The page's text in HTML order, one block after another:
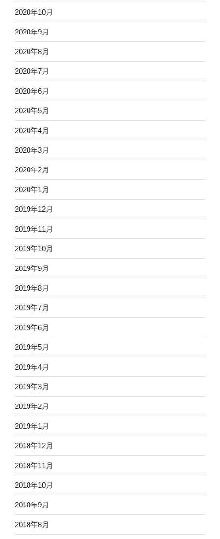
2020年10月
2020年9月
2020年8月
2020年7月
2020年6月
2020年5月
2020年4月
2020年3月
2020年2月
2020年1月
2019年12月
2019年11月
2019年10月
2019年9月
2019年8月
2019年7月
2019年6月
2019年5月
2019年4月
2019年3月
2019年2月
2019年1月
2018年12月
2018年11月
2018年10月
2018年9月
2018年8月